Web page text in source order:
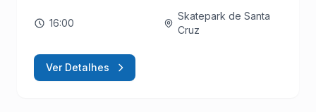
16:00
Skatepark de Santa
Cruz
Ver Detalhes